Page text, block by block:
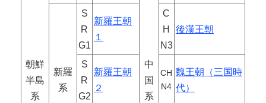
朝鮮
半島
系
中
国
系
新羅
系
S
R
G1
新羅王朝
１
C
H
N3
後漢王朝
S
R
G2
新羅王朝
２
CH
N4
魏王朝（三国時
代）